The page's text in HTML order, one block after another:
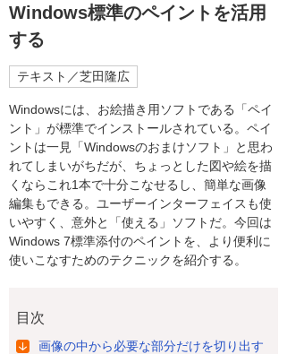
Windows標準のペイントを活用
する
テキスト／芝田隆広
Windowsには、お絵描き用ソフトである「ペイ
ント」が標準でインストールされている。ペイ
ントは一見「Windowsのおまけソフト」と思わ
れてしまいがちだが、ちょっとした図や絵を描
くならこれ1本で十分こなせるし、簡単な画像
編集もできる。ユーザーインターフェイスも使
いやすく、意外と「使える」ソフトだ。今回は
Windows 7標準添付のペイントを、より便利に
使いこなすためのテクニックを紹介する。
目次
画像の中から必要な部分だけを切り出す